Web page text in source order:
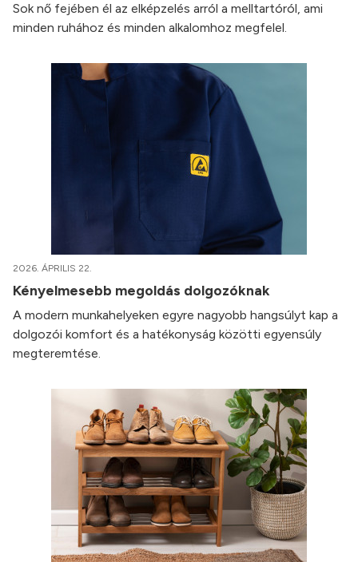
Sok nő fejében él az elképzelés arról a melltartóról, ami
minden ruhához és minden alkalomhoz megfelel.
2026. ÁPRILIS 22.
Kényelmesebb megoldás dolgozóknak
A modern munkahelyeken egyre nagyobb hangsúlyt kap a
dolgozói komfort és a hatékonyság közötti egyensúly
megteremtése.